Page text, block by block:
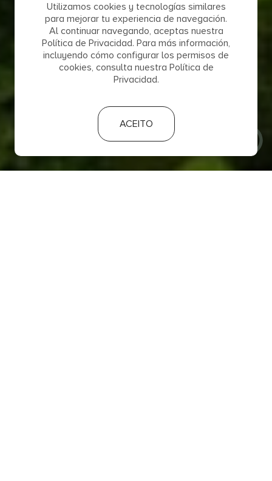
Utilizamos cookies y tecnologías similares
para mejorar tu experiencia de navegación.
Al continuar navegando, aceptas nuestra
Política de Privacidad. Para más información,
incluyendo cómo configurar los permisos de
cookies, consulta nuestra Política de
Privacidad.
ACEITO